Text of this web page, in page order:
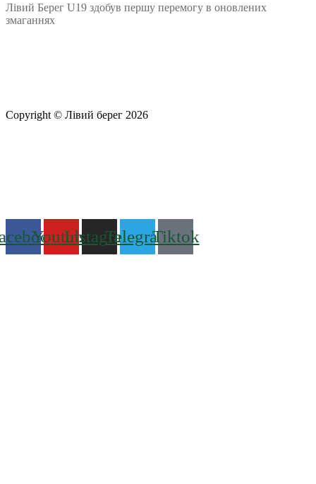
Лівий Берег U19 здобув першу перемогу в оновлених
змаганнях
Copyright © Лівий берег 2026
YoutubeInstagramTelegramTiktok